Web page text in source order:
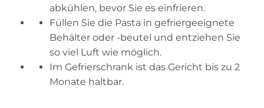
abkühlen, bevor Sie es einfrieren.
Füllen Sie die Pasta in gefriergeeignete
Behälter oder -beutel und entziehen Sie
so viel Luft wie möglich.
Im Gefrierschrank ist das Gericht bis zu 2
Monate haltbar.